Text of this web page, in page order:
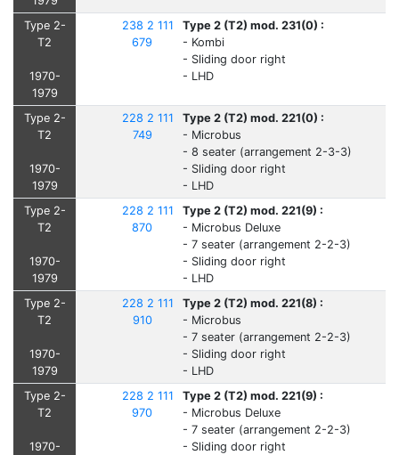
Type 2-
T2
1970-
1979
238 2 111
679
Type 2 (T2) mod. 231(0) :
- Kombi
- Sliding door right
- LHD
Type 2-
T2
1970-
1979
228 2 111
749
Type 2 (T2) mod. 221(0) :
- Microbus
- 8 seater (arrangement 2-3-3)
- Sliding door right
- LHD
Type 2-
T2
1970-
1979
228 2 111
870
Type 2 (T2) mod. 221(9) :
- Microbus Deluxe
- 7 seater (arrangement 2-2-3)
- Sliding door right
- LHD
Type 2-
T2
1970-
1979
228 2 111
910
Type 2 (T2) mod. 221(8) :
- Microbus
- 7 seater (arrangement 2-2-3)
- Sliding door right
- LHD
Type 2-
T2
1970-
228 2 111
970
Type 2 (T2) mod. 221(9) :
- Microbus Deluxe
- 7 seater (arrangement 2-2-3)
- Sliding door right